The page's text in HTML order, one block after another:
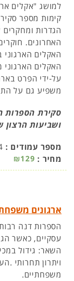
למושג "אקלים
קימות מספר
הגדרות
האחרונים.
האקלים הארגוני
האקלים
על-ידי הפרט
משפיע גם על
סקירת הספרות
ושביעות הרצון
מספר עמודים :
מחיר : ₪129
ארגונים
הספרות דנה
עסקיים, כאשר
השאר: גידול
ויתרון תחרותי
משפחתיים.